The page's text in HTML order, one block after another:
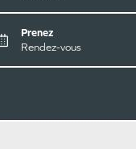
Prenez
Rendez-vous